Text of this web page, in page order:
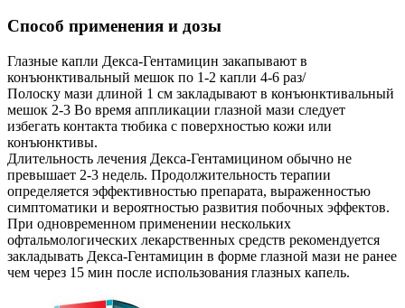
Способ применения и дозы
Глазные капли Декса-Гентамицин закапывают в
конъюнктивальный мешок по 1-2 капли 4-6 раз/
Полоску мази длиной 1 см закладывают в конъюнктивальный
мешок 2-3 Во время аппликации глазной мази следует
избегать контакта тюбика с поверхностью кожи или
конъюнктивы.
Длительность лечения Декса-Гентамицином обычно не
превышает 2-3 недель. Продолжительность терапии
определяется эффективностью препарата, выраженностью
симптоматики и вероятностью развития побочных эффектов.
При одновременном применении нескольких
офтальмологических лекарственных средств рекомендуется
закладывать Декса-Гентамицин в форме глазной мази не ранее
чем через 15 мин после использования глазных капель.